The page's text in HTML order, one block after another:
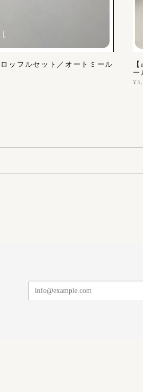
ッフルセット／オートミール
ー